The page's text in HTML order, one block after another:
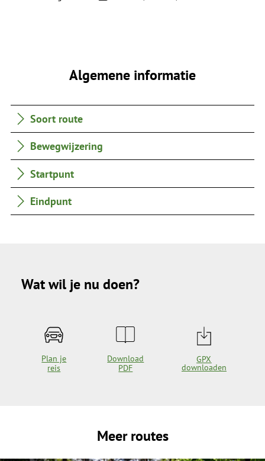
Algemene informatie
Soort route
Bewegwijzering
Startpunt
Eindpunt
Wat wil je nu doen?
Plan je
reis
Download
PDF
GPX
downloaden
Meer routes